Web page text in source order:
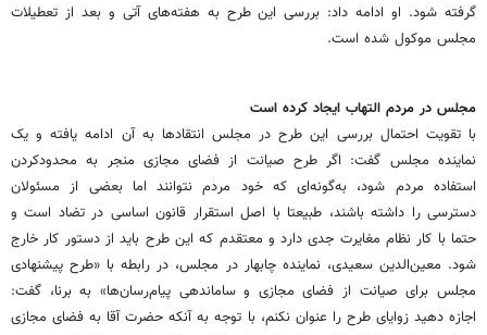
گرفته شود. او ادامه داد: بررسی این طرح به هفته‌های آتی و بعد از تعطیلات
مجلس موکول شده است.
مجلس در مردم التهاب ایجاد کرده است
با تقویت احتمال بررسی این طرح در مجلس انتقادها به آن ادامه یافته و یک
نماینده مجلس گفت: اگر طرح صیانت از فضای مجازی منجر به محدودکردن
استفاده مردم شود، به‌گونه‌ای که خود مردم نتوانند اما بعضی از مسئولان
دسترسی را داشته باشند، طبیعتا با اصل استقرار قانون اساسی در تضاد است و
حتما با کار نظام مغایرت جدی دارد و معتقدم که این طرح باید از دستور کار خارج
شود. معین‌الدین سعیدی، نماینده چابهار در مجلس، در رابطه با «طرح پیشنهادی
مجلس برای صیانت از فضای مجازی و ساماندهی پیام‌رسان‌ها» به برنا، گفت:
اجازه دهید زوایای طرح را عنوان نکنم، با توجه به آنکه حضرت آقا به فضای مجازی